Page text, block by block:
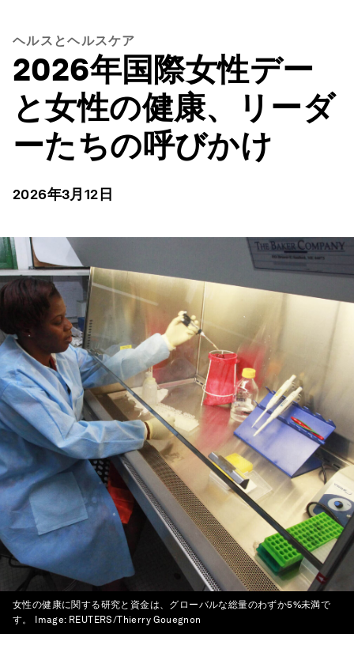
ヘルスとヘルスケア
2026年国際女性デー
と女性の健康、リーダ
ーたちの呼びかけ
2026年3月12日
女性の健康に関する研究と資金は、グローバルな総量のわずか5%未満で
す。
Image: REUTERS/Thierry Gouegnon